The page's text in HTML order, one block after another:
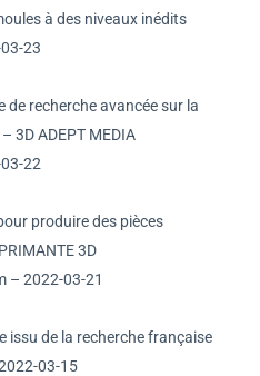
à des niveaux inédits
23
recherche avancée sur la
3D ADEPT MEDIA
22
produire des pièces
3D
– 2022-03-21
issu de la recherche française
03-15